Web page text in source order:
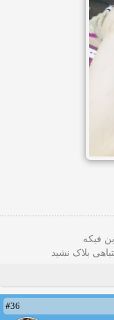
بلاک نشید
#36